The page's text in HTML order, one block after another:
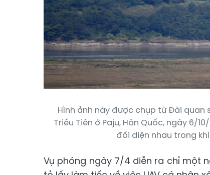
Hình ảnh này được chụp từ Đài quan
Triều Tiên ở Paju, Hàn Quốc, ngày 6/
đối diện nhau trong
Vụ phóng ngày 7/4 diễn ra chỉ một